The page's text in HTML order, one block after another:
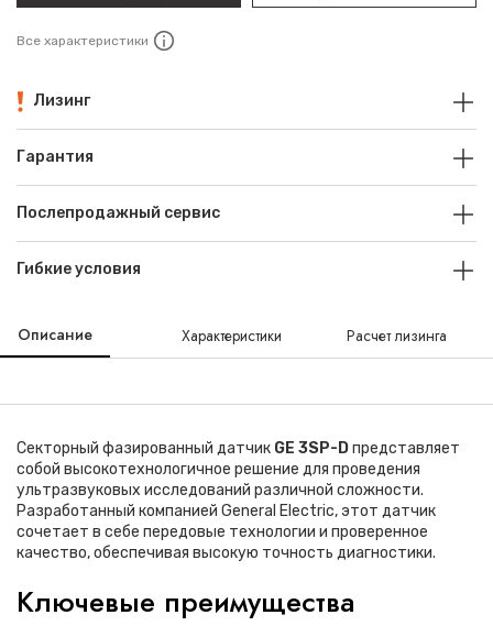
Все характеристики
Лизинг
Гарантия
Послепродажный сервис
Гибкие условия
Описание Характеристики Расчет лизинга
Секторный фазированный датчик GE 3SP-Dпредставляет
собой высокотехнологичное решение для проведения
ультразвуковых исследований различной сложности.
Разработанный компанией General Electric, этот датчик
сочетает в себе передовые технологии и проверенное
качество, обеспечивая высокую точность диагностики.
Ключевые преимущества